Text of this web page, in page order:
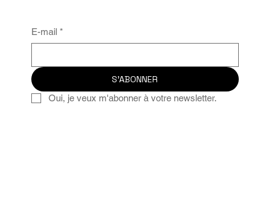
E-mail *
S'ABONNER
Oui, je veux m'abonner à votre newsletter.